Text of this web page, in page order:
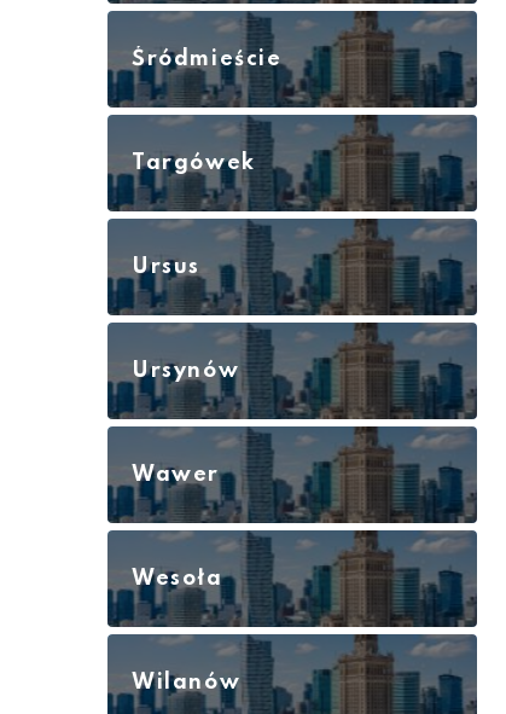
Śródmieście
Targówek
Ursus
Ursynów
Wawer
Wesoła
Wilanów